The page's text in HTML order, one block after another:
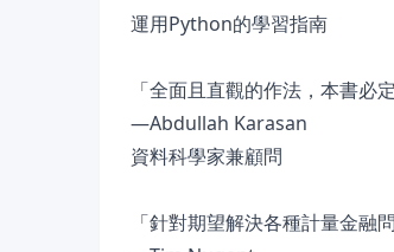
運用Python的學習指南
「全面且直觀的作法，本書必
—Abdullah Karasan
資料科學家兼顧問
「針對期望解決各種計量金融